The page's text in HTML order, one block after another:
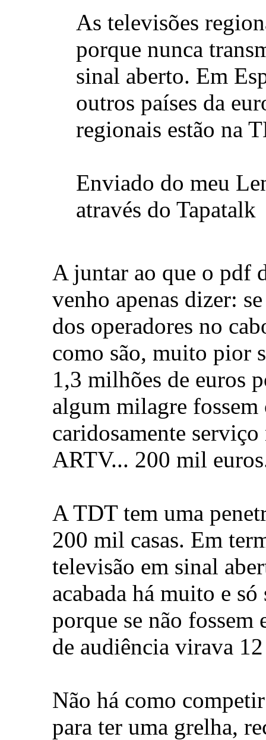
As televisões
porque nunca
sinal aberto. Em
outros países da
regionais estão na
Enviado do meu
através do Tapatalk
A juntar ao que o pdf
venho apenas dizer:
dos operadores no
como são, muito pior
1,3 milhões de euros
algum milagre fossem
caridosamente
ARTV... 200 mil
A TDT tem uma
200 mil casas. Em
televisão em sinal
acabada há muito e
porque se não fossem
de audiência virava
Não há como
para ter uma grelha,